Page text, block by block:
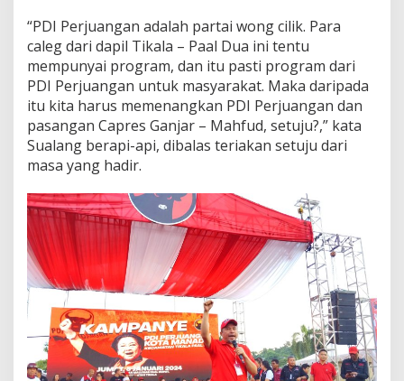
s
“PDI Perjuangan adalah partai wong cilik. Para
caleg dari dapil Tikala – Paal Dua ini tentu
mempunyai program, dan itu pasti program dari
PDI Perjuangan untuk masyarakat. Maka daripada
itu kita harus memenangkan PDI Perjuangan dan
pasangan Capres Ganjar – Mahfud, setuju?,” kata
Sualang berapi-api, dibalas teriakan setuju dari
masa yang hadir.